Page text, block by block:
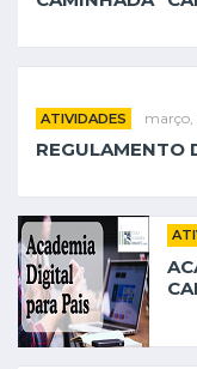
ATIVIDADES março,
REGULAMENTO